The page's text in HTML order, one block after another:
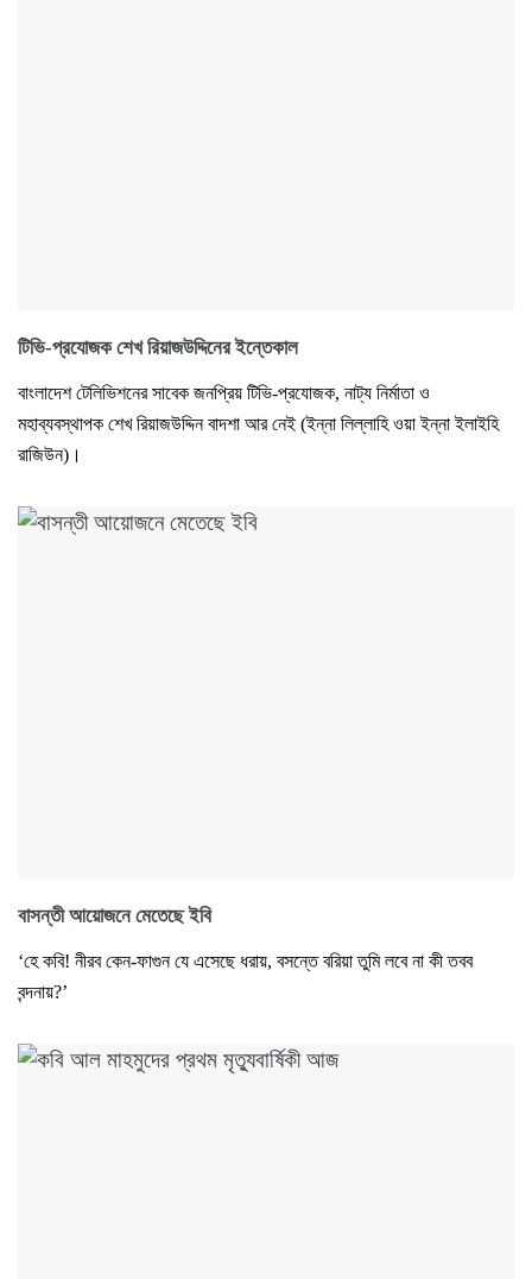
টিভি-প্রযোজক শেখ রিয়াজউদ্দিনের ইন্তেকাল
বাংলাদেশ টেলিভিশনের সাবেক জনপ্রিয় টিভি-প্রযোজক, নাট্য নির্মাতা ও
মহাব্যবস্থাপক শেখ রিয়াজউদ্দিন বাদশা আর নেই (ইন্না লিল্লাহি ওয়া ইন্না ইলাইহি
রাজিউন)।
বাসন্তী আয়োজনে মেতেছে ইবি
‘হে কবি! নীরব কেন-ফাগুন যে এসেছে ধরায়, বসন্তে বরিয়া তুমি লবে না কী তবব
বন্দনায়?’